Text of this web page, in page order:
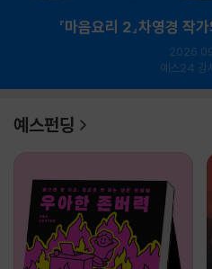
『마음요리 2』차영경 작
예스24 강
예스펀딩